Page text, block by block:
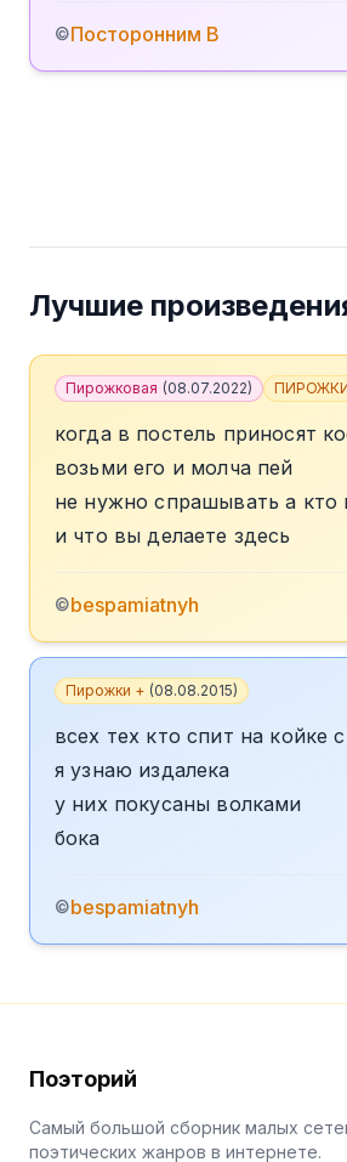
©Посторонним В
Лучшие
Пирожковая (08.07.2022) ПИРОЖКИ
когда в постель приносят
возьми его и молча пей
не нужно спрашывать а кто
и что вы делаете здесь
©bespamiatnyh
Пирожки + (08.08.2015)
всех тех кто спит на койке
я узнаю издалека
у них покусаны волками
бока
©bespamiatnyh
Поэторий
Самый большой сборник малых
поэтических жанров в интернете.